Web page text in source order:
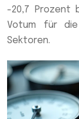
-20,7 Prozent
Votum für
Sektoren.